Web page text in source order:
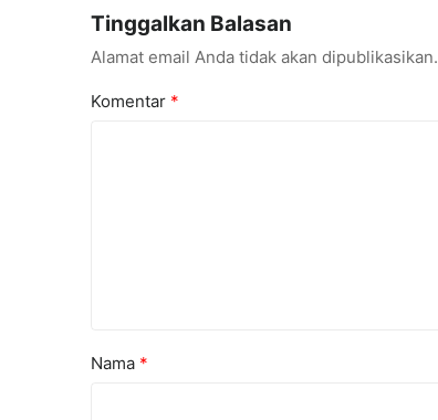
Tinggalkan Balasan
Alamat email Anda tidak akan dipublikasikan.
Komentar *
Nama *